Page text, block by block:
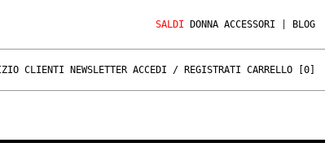
SALDI DONNA ACCESSORI BLOG
CLIENTI NEWSLETTER ACCEDI / REGISTRATI CARRELLO [ 0